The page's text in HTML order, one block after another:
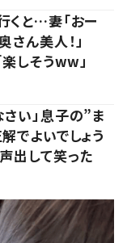
くと…妻「おー
さん美人！」
しそうww」
い」息子の”ま
でよいでしょう
出して笑った